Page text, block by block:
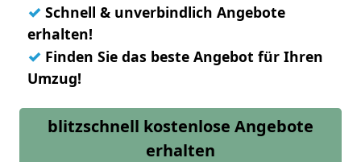
✓ Schnell & unverbindlich Angebote
erhalten!
✓ Finden Sie das beste Angebot für Ihren
Umzug!
blitzschnell kostenlose Angebote
erhalten